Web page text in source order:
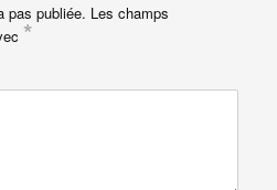
pas publiée. Les champs
*